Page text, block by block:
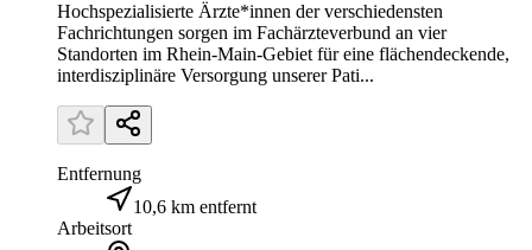
Hochspezialisierte Ärzte*innen der verschiedensten
Fachrichtungen sorgen im Fachärzteverbund an vier
Standorten im Rhein-Main-Gebiet für eine flächendeckende,
interdisziplinäre Versorgung unserer Pati...
Entfernung
10,6 km entfernt
Arbeitsort